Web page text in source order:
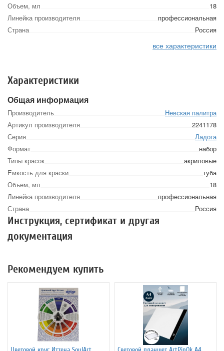
Объем, мл
18
Линейка производителя
профессиональная
Страна
Россия
все характеристики
Характеристики
Общая информация
Производитель
Невская палитра
Артикул производителя
2241178
Серия
Ладога
Формат
набор
Типы красок
акриловые
Емкость для краски
туба
Объем, мл
18
Линейка производителя
профессиональная
Страна
Россия
Инструкция, сертификат и другая
документация
Рекомендуем купить